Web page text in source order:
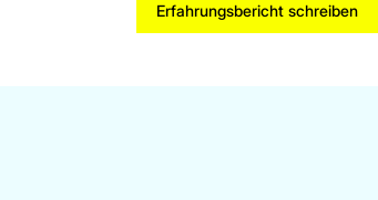
Erfahrungsbericht schreiben